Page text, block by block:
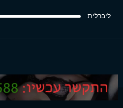
ליברלית